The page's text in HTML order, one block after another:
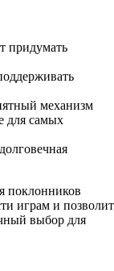
придумать
механизм
для самых
поклонников
играм и позволит
выбор для